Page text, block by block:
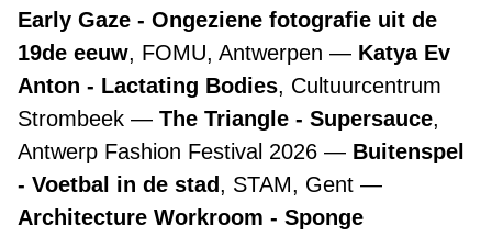
Early Gaze - Ongeziene fotografie uit de
19de eeuw, FOMU, Antwerpen
Katya Ev
Anton - Lactating Bodies, Cultuurcentrum
Strombeek
The Triangle - Supersauce,
Antwerp Fashion Festival 2026
Buitenspel
- Voetbal in de stad, STAM, Gent
Architecture Workroom - Sponge